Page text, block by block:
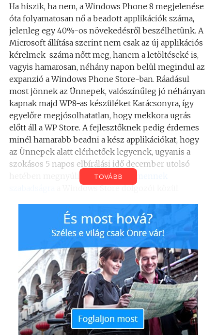
Ha hiszik, ha nem, a Windows Phone 8 megjelenése
óta folyamatosan nő a beadott applikációk száma,
jelenleg egy 40%-os növekedésről beszélhetünk. A
Microsoft állítása szerint nem csak az új applikációs
kérelmek száma nőtt meg, hanem a letöltéseké is,
vagyis hamarosan, néhány napon belül megindul az
expanzió a Windows Phone Store-ban. Ráadásul
most jönnek az Ünnepek, valószínűleg jó néhányan
kapnak majd WP8-as készüléket Karácsonyra, így
egyelőre megjósolhatatlan, hogy mekkora ugrás
előtt áll a WP Store. A fejlesztőknek pedig érdemes
minél hamarabb beadni a kész applikációkat, hogy
az Ünnepek alatt elérhetőek legyenek, ugyanis a
szokásos 5 napos elbírálási idő december utolsó
hetében megnyúlik, mivelsokan mennek
a Windows Store dolgozói közül.
TOVÁBB